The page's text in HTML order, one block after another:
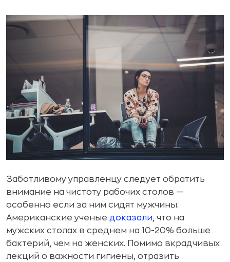
Заботливому управленцу следует обратить
внимание на чистоту рабочих столов —
особенно если за ним сидят мужчины.
Американские ученые доказали, что на
мужских столах в среднем на 10-20% больше
бактерий, чем на женских. Помимо вкрадчивых
лекций о важности гигиены, отразить